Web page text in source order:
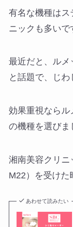
有名な機種はス
ニックも多いで
最近だと、ルメ
と話題で、じわ
効果重視なら
の機種を選びま
湘南美容クリニ
M22）を受けた
あわせて読みたい